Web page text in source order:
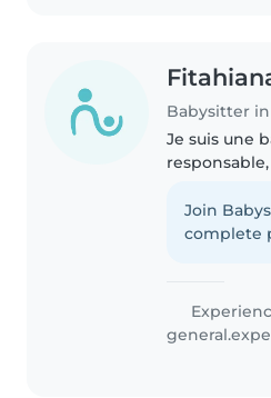
Babysitter
Je suis une
d'enfants
une
Join
complete